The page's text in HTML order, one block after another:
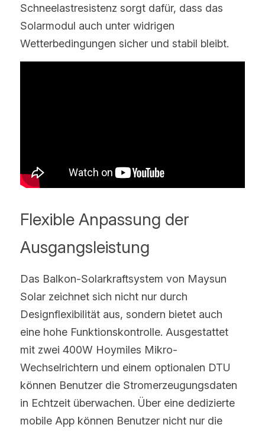
Schneelastresistenz sorgt dafür, dass das
Solarmodul auch unter widrigen
Wetterbedingungen sicher und stabil bleibt.
Flexible Anpassung der
Ausgangsleistung
Das Balkon-Solarkraftsystem von Maysun
Solar zeichnet sich nicht nur durch
Designflexibilität aus, sondern bietet auch
eine hohe Funktionskontrolle. Ausgestattet
mit zwei 400W Hoymiles Mikro-
Wechselrichtern und einem optionalen DTU
können Benutzer die Stromerzeugungsdaten
in Echtzeit überwachen. Über eine dedizierte
mobile App können Benutzer nicht nur die